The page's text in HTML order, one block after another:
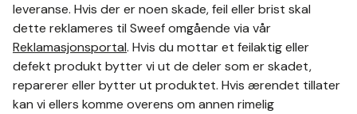
leveranse. Hvis der er noen skade, feil eller brist skal
dette reklameres til Sweef omgående via vår
Reklamasjonsportal. Hvis du mottar et feilaktig eller
defekt produkt bytter vi ut de deler som er skadet,
reparerer eller bytter ut produktet. Hvis ærendet tillater
kan vi ellers komme overens om annen rimelig